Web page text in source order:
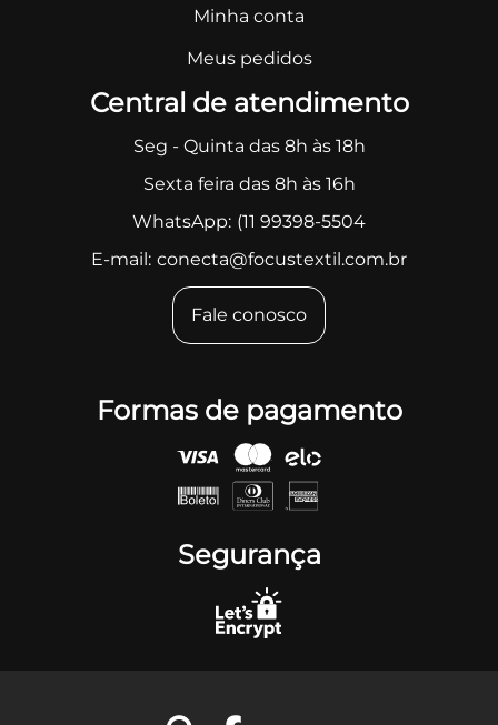
Minha conta
Meus pedidos
Central de atendimento
Seg - Quinta das 8h às 18h
Sexta feira das 8h às 16h
WhatsApp: (11 99398-5504
E-mail: conecta@focustextil.com.br
Fale conosco
Formas de pagamento
Segurança